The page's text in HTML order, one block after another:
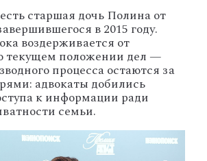
естьстаршая дочьПолинаот
в2015 году.
воздерживается от
текущем положении дел —
процессаостаются за
адвокаты добились
кинформации ради
семьи.